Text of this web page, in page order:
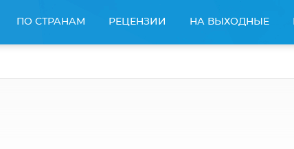
ПО СТРАНАМ РЕЦЕНЗИИ НА ВЫХОДНЫЕ